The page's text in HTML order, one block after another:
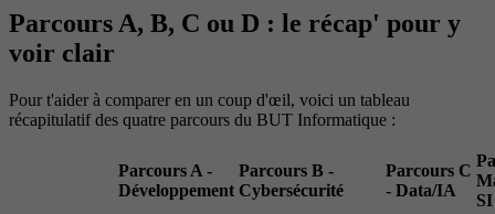
Parcours A, B, C ou D : le récap' pour y
voir clair
Pour t'aider à comparer en un coup d'œil, voici un tableau
récapitulatif des quatre parcours du BUT Informatique :
Parcours A -
Développement
Parcours B -
Cybersécurité
Parcours C
- Data/IA
SI